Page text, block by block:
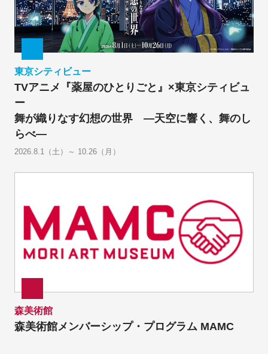
東京シティビュー
TVアニメ『薬屋のひとりごと』×東京シティビュ
ー
舞が織りなす幻想の世界 ―天空に響く、舞のし
らべ―
2026.8.1（土）～ 10.26（月）
森美術館
森美術館メンバーシップ・プログラム MAMC